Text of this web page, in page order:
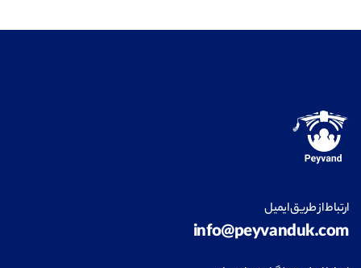
طراحی داخلی
فناوری اطلاعات (IT)
ارتباط از طریق ایمیل
info@peyvanduk.com